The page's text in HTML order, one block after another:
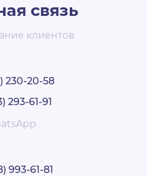
связь
клиентов
230-20-58
293-61-91
993-61-81